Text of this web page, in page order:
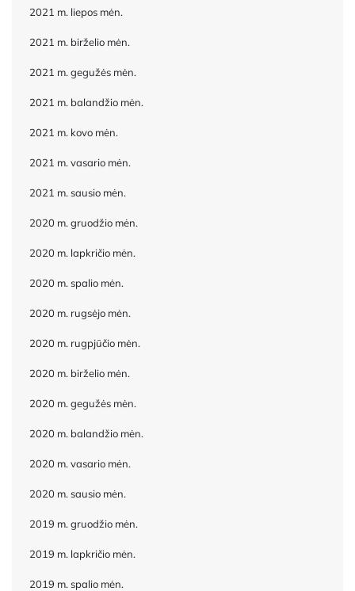
2021 m. liepos mėn.
2021 m. birželio mėn.
2021 m. gegužės mėn.
2021 m. balandžio mėn.
2021 m. kovo mėn.
2021 m. vasario mėn.
2021 m. sausio mėn.
2020 m. gruodžio mėn.
2020 m. lapkričio mėn.
2020 m. spalio mėn.
2020 m. rugsėjo mėn.
2020 m. rugpjūčio mėn.
2020 m. birželio mėn.
2020 m. gegužės mėn.
2020 m. balandžio mėn.
2020 m. vasario mėn.
2020 m. sausio mėn.
2019 m. gruodžio mėn.
2019 m. lapkričio mėn.
2019 m. spalio mėn.